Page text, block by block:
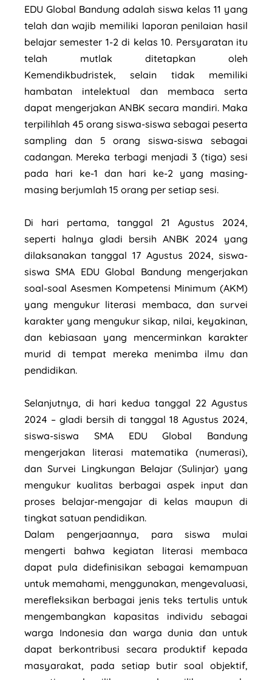
EDU Global Bandung adalah siswa kelas 11 yang
telah dan wajib memiliki laporan penilaian hasil
belajar semester 1-2 di kelas 10. Persyaratan itu
telah mutlak ditetapkan oleh
Kemendikbudristek, selain tidak memiliki
hambatan intelektual dan membaca serta
dapat mengerjakan ANBK secara mandiri. Maka
terpilihlah 45 orang siswa-siswa sebagai peserta
sampling dan 5 orang siswa-siswa sebagai
cadangan. Mereka terbagi menjadi 3 (tiga) sesi
pada hari ke-1 dan hari ke-2 yang masing-
masing berjumlah 15 orang per setiap sesi.
Di hari pertama, tanggal 21 Agustus 2024,
seperti halnya gladi bersih ANBK 2024 yang
dilaksanakan tanggal 17 Agustus 2024, siswa-
siswa SMA EDU Global Bandung mengerjakan
soal-soal Asesmen Kompetensi Minimum (AKM)
yang mengukur literasi membaca, dan survei
karakter yang mengukur sikap, nilai, keyakinan,
dan kebiasaan yang mencerminkan karakter
murid di tempat mereka menimba ilmu dan
pendidikan.
Selanjutnya, di hari kedua tanggal 22 Agustus
2024 – gladi bersih di tanggal 18 Agustus 2024,
siswa-siswa SMA EDU Global Bandung
mengerjakan literasi matematika (numerasi),
dan Survei Lingkungan Belajar (Sulinjar) yang
mengukur kualitas berbagai aspek input dan
proses belajar-mengajar di kelas maupun di
tingkat satuan pendidikan.
Dalam pengerjaannya, para siswa mulai
mengerti bahwa kegiatan literasi membaca
dapat pula didefinisikan sebagai kemampuan
untuk memahami, menggunakan, mengevaluasi,
merefleksikan berbagai jenis teks tertulis untuk
mengembangkan kapasitas individu sebagai
warga Indonesia dan warga dunia dan untuk
dapat berkontribusi secara produktif kepada
masyarakat, pada setiap butir soal objektif,